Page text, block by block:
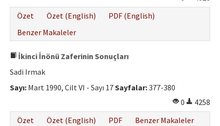
Özet
Özet (English)
PDF (English)
Benzer Makaleler
İkinci İnönü Zaferinin Sonuçları
Sadi Irmak
Sayı: Mart 1990, Cilt VI - Sayı 17Sayfalar:377-380
0
4258
Özet
Özet (English) PDF Benzer Makaleler